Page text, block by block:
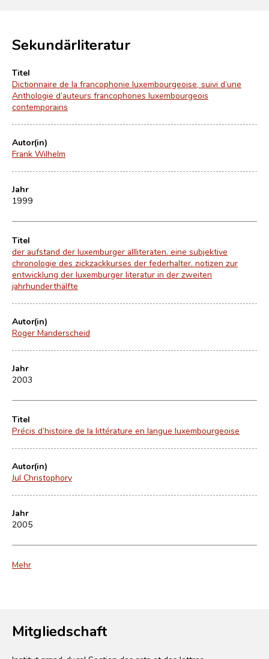
Sekundärliteratur
Titel
Dictionnaire de la francophonie luxembourgeoise, suivi d’une
Anthologie d’auteurs francophones luxembourgeois
contemporains
Autor(in)
Frank Wilhelm
Jahr
1999
Titel
der aufstand der luxemburger allliteraten. eine subjektive
chronologie des zickzackkurses der federhalter. notizen zur
entwicklung der luxemburger literatur in der zweiten
jahrhunderthälfte
Autor(in)
Roger Manderscheid
Jahr
2003
Titel
Précis d’histoire de la littérature en langue luxembourgeoise
Autor(in)
Jul Christophory
Jahr
2005
Mehr
Mitgliedschaft